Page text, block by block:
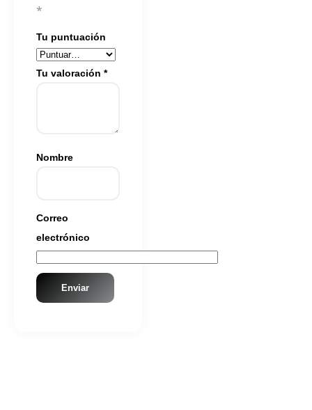
*
Tu puntuación
Tu valoración *
Nombre
Correo
electrónico